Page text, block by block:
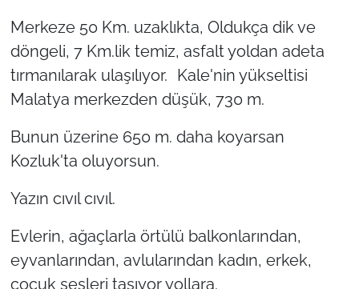
Merkeze 50 Km. uzaklıkta, Oldukça dik ve
döngeli, 7 Km.lik temiz, asfalt yoldan adeta
tırmanılarak ulaşılıyor. Kale'nin yükseltisi
Malatya merkezden düşük, 730 m.
Bunun üzerine 650 m. daha koyarsan
Kozluk'ta oluyorsun.
Yazın cıvıl cıvıl.
Evlerin, ağaçlarla örtülü balkonlarından,
eyvanlarından, avlularından kadın, erkek,
çocuk sesleri taşıyor yollara.